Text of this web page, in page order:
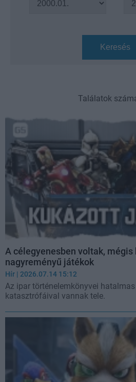
Keresés
Találatok
A célegyenesben voltak, mégis
nagyreményű játékok
Hír | 2026.07.14 15:12
Az ipar történelemkönyvei
katasztrófáival vannak tele.